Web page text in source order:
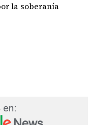
la soberanía